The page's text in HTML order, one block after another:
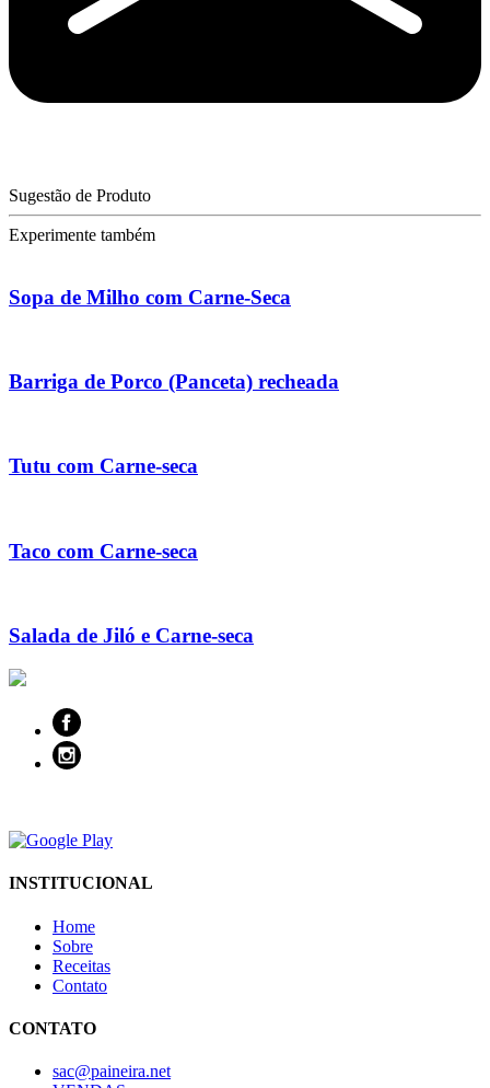
Sugestão de Produto
Experimente também
Sopa de Milho com Carne-Seca
Barriga de Porco (Panceta) recheada
Tutu com Carne-seca
Taco com Carne-seca
Salada de Jiló e Carne-seca
INSTITUCIONAL
Home
Sobre
Receitas
Contato
CONTATO
sac@paineira.net